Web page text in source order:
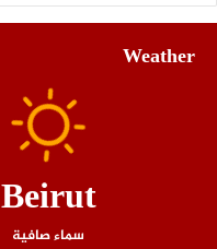
Weather
Beirut
سماء صافية